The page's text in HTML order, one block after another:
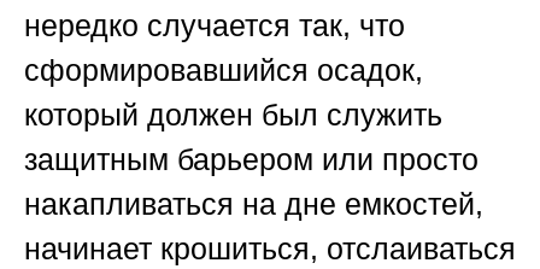
нередко случается так, что
сформировавшийся осадок,
который должен был служить
защитным барьером или просто
накапливаться на дне емкостей,
начинает крошиться, отслаиваться